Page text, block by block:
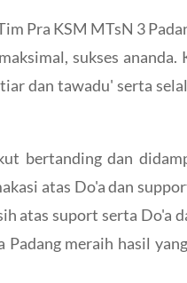
Pra KSM MTsN 3
sukses ananda.
dan tawadu' serta
bertanding dan
atas Do'a dan
atas suport serta Do'a
meraih hasil